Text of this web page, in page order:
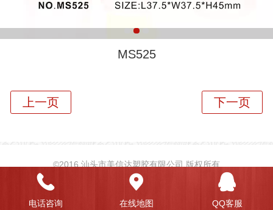
MS525
©2016 汕头市美信达塑胶有限公司 版权所有
电话咨询 在线地图 QQ客服